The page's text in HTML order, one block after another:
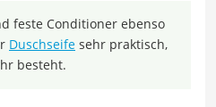
feste Conditioner ebenso
Duschseife sehr praktisch,
besteht.